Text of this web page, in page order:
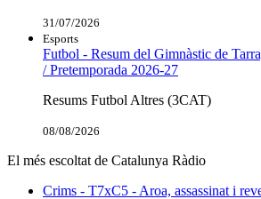
31/07/2026
Esports
Futbol - Resum del Gimnàstic de
/ Pretemporada 2026-27
Resums Futbol Altres (3CAT)
08/08/2026
El més escoltat de Catalunya Ràdio
Crims - T7xC5 - Aroa, assassinat i